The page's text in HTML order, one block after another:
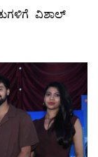
ವಿಶಾಲ್